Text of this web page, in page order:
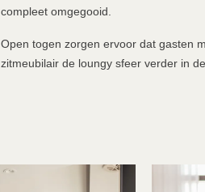
compleet omgegooid.
Open togen zorgen ervoor dat gasten
zitmeubilair de loungy sfeer verder in